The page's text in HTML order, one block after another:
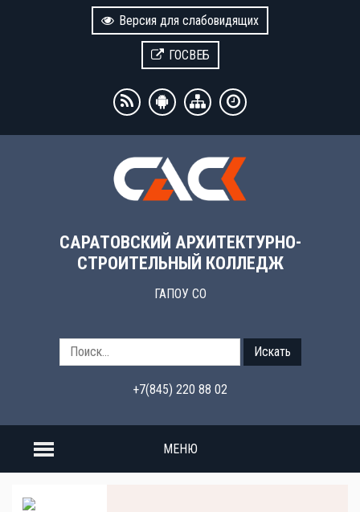
Версия для слабовидящих
ГОСВЕБ
САРАТОВСКИЙ АРХИТЕКТУРНО-
СТРОИТЕЛЬНЫЙ КОЛЛЕДЖ
ГАПОУ СО
Искать
+7(845) 220 88 02
МЕНЮ